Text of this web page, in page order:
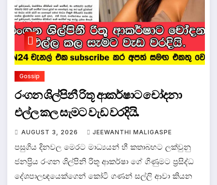
Gossip
රංගන ශිල්පිනී රිතූ ආකර්ෂාට චෝදනා
එල්ල කල සැමට වැඩ වරදියි.
AUGUST 3, 2026 JEEWANTHI MALIGASPE
පසුගිය දිනවල මෙරට මාධ්‍යයන් හී කතාබහට ලක්වුනු
ජනප්‍රිය රංගන ශිල්පිනි රිතූ ආකර්ෂා ගේ ගිණුමට ප්‍රසිද්ධ
දේශපාලඥයෙක්ගෙන් කෝටි ගණන් සල්ලි ආවා කියන